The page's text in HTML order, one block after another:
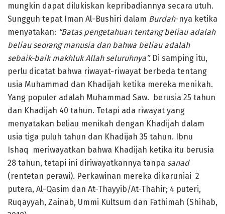
mungkin dapat dilukiskan kepribadiannya secara utuh.
Sungguh tepat Iman Al-Bushiri dalam Burdah-nya ketika
menyatakan: “Batas pengetahuan tentang beliau adalah
beliau seorang manusia dan bahwa beliau adalah
sebaik-baik makhluk Allah seluruhnya”. Di samping itu,
perlu dicatat bahwa riwayat-riwayat berbeda tentang
usia Muhammad dan Khadijah ketika mereka menikah.
Yang populer adalah Muhammad Saw. berusia 25 tahun
dan Khadijah 40 tahun. Tetapi ada riwayat yang
menyatakan beliau menikah dengan Khadijah dalam
usia tiga puluh tahun dan Khadijah 35 tahun. Ibnu
Ishaq meriwayatkan bahwa Khadijah ketika itu berusia
28 tahun, tetapi ini diriwayatkannya tanpa sanad
(rentetan perawi). Perkawinan mereka dikaruniai 2
putera, Al-Qasim dan At-Thayyib/At-Thahir; 4 puteri,
Ruqayyah, Zainab, Ummi Kultsum dan Fathimah (Shihab,